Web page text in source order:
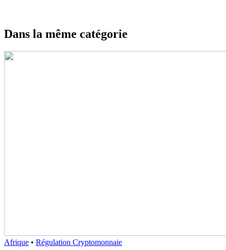
Dans la même catégorie
Afrique • Régulation Cryptomonnaie